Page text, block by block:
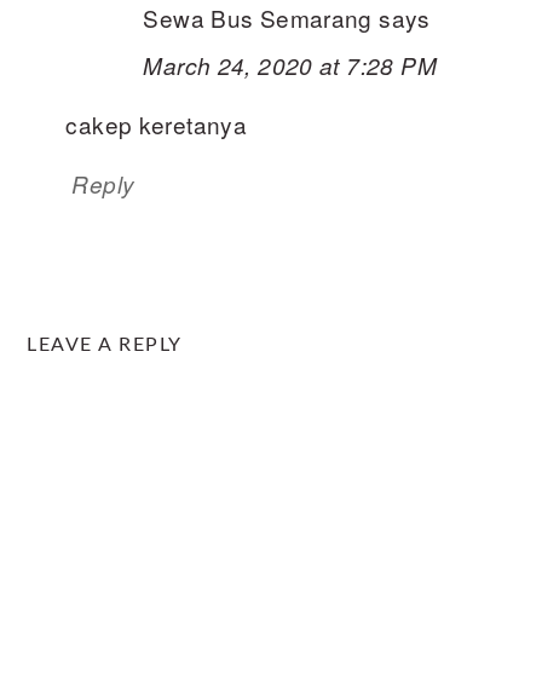
Sewa Bus Semarang says
March 24, 2020 at 7:28 PM
cakep keretanya
Reply
LEAVE A REPLY